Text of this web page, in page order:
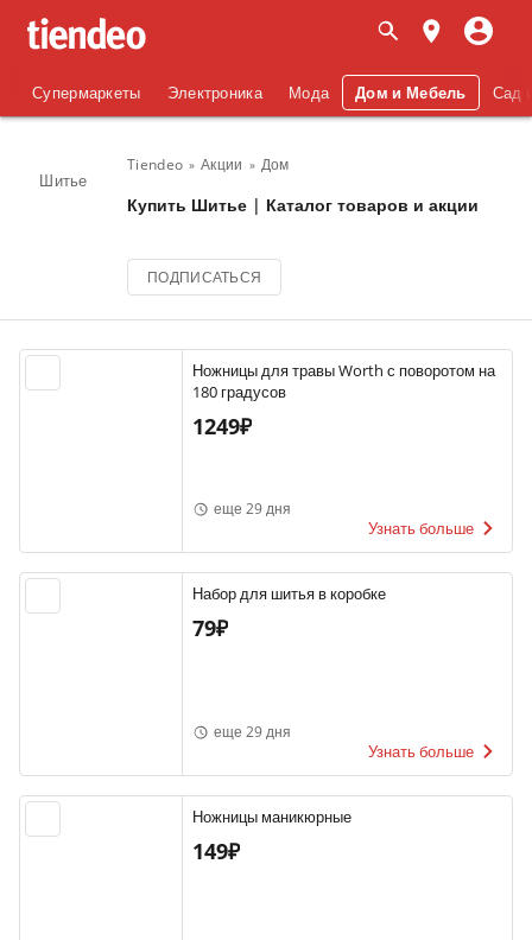
Супермаркеты Электроника Мода Дом и Мебель Сад
Шитье
Tiendeo Акции Дом
Купить Шитье | Каталог товаров и акции
ПОДПИСАТЬСЯ
Ножницы для травы Worth с поворотом на
180 градусов
1249₽
еще 29 дня
Узнать больше
Набор для шитья в коробке
79₽
еще 29 дня
Узнать больше
Ножницы маникюрные
149₽